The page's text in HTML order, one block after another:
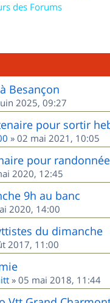
des Forums
Besançon
2025, 09:27
pour sortir
» 02 mai 2021, 10:05
pour
2020, 12:45
9h au banc
2020, 14:00
du dimanche
2017, 11:00
» 05 mai 2018, 11:44